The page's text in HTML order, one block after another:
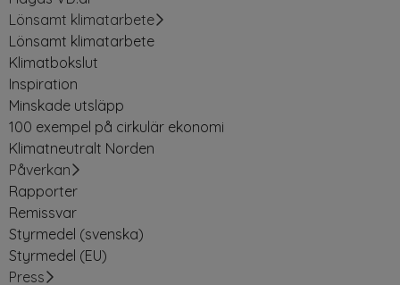
Lönsamt klimatarbete
Lönsamt klimatarbete
Klimatbokslut
Inspiration
Minskade utsläpp
100 exempel på cirkulär ekonomi
Klimatneutralt Norden
Påverkan
Rapporter
Remissvar
Styrmedel (svenska)
Styrmedel (EU)
Press